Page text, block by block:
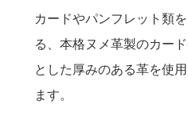
会員ページ
お買い物カゴ
カードやパンフレット類
る、本格ヌメ革製のカー
とした厚みのある革を使
ます。